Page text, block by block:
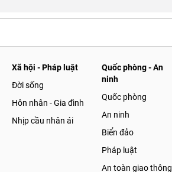
Xã hội - Pháp luật
Đời sống
Hôn nhân - Gia đình
Nhịp cầu nhân ái
Quốc phòng - An
ninh
Quốc phòng
An ninh
Biển đảo
Pháp luật
An toàn giao thông